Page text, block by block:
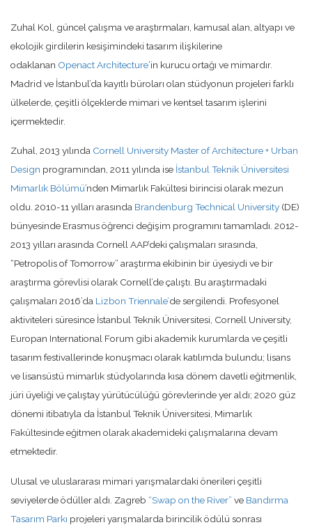
Zuhal Kol, güncel çalışma ve araştırmaları, kamusal alan, altyapı ve
ekolojik girdilerin kesişimindeki tasarım ilişkilerine
odaklanan Openact Architecture’in kurucu ortağı ve mimardır.
Madrid ve İstanbul’da kayıtlı büroları olan stüdyonun projeleri farklı
ülkelerde, çeşitli ölçeklerde mimari ve kentsel tasarım işlerini
içermektedir.
Zuhal, 2013 yılında Cornell University Master of Architecture + Urban
Design programından, 2011 yılında ise İstanbul Teknik Üniversitesi
Mimarlık Bölümü’nden Mimarlık Fakültesi birincisi olarak mezun
oldu. 2010-11 yılları arasında Brandenburg Technical University (DE)
bünyesinde Erasmus öğrenci değişim programını tamamladı. 2012-
2013 yılları arasında Cornell AAP’deki çalışmaları sırasında,
“Petropolis of Tomorrow” araştırma ekibinin bir üyesiydi ve bir
araştırma görevlisi olarak Cornell’de çalıştı. Bu araştırmadaki
çalışmaları 2016’da Lizbon Triennale’de sergilendi. Profesyonel
aktiviteleri süresince İstanbul Teknik Üniversitesi, Cornell University,
Europan International Forum gibi akademik kurumlarda ve çeşitli
tasarım festivallerinde konuşmacı olarak katılımda bulundu; lisans
ve lisansüstü mimarlık stüdyolarında kısa dönem davetli eğitmenlik,
jüri üyeliği ve çalıştay yürütücülüğü görevlerinde yer aldı; 2020 güz
dönemi itibatıyla da İstanbul Teknik Üniversitesi, Mimarlık
Fakültesinde eğitmen olarak akademideki çalışmalarına devam
etmektedir.
Ulusal ve uluslararası mimari yarışmalardaki önerileri çeşitli
seviyelerde ödüller aldı. Zagreb “Swap on the River” ve Bandırma
Tasarım Parkı projeleri yarışmalarda birincilik ödülü sonrası